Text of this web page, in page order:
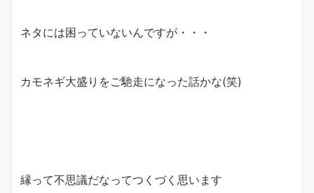
ネタには困っていないんですが・・・
カモネギ大盛りをご馳走になった話かな(笑)
縁って不思議だなってつくづく思います